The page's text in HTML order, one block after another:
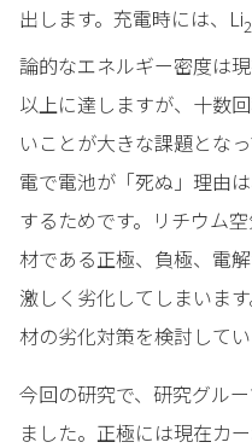
出します。充電時には、Li2
論的なエネルギー密度は
以上に達しますが、十数
いことが大きな課題とな
電で電池が「死ぬ」理由
するためです。リチウム
材である正極、負極、電
激しく劣化してしまいま
材の劣化対策を検討してい
今回の研究で、研究グル
ました。正極には現在カ